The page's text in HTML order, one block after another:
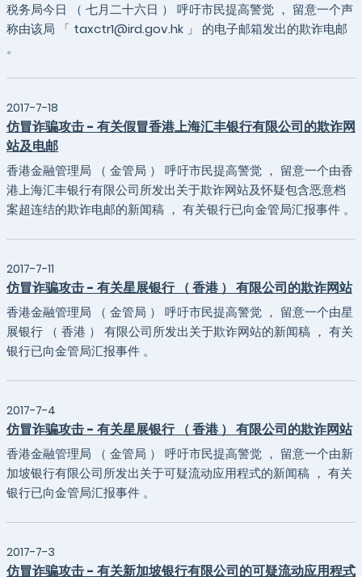
税务局今日 （ 七月二十六日 ） 呼吁市民提高警觉 ， 留意一个声
称由该局 「 taxctr1@ird.gov.hk 」 的电子邮箱发出的欺诈电邮
。
2017-7-18
仿冒诈骗攻击 - 有关假冒香港上海汇丰银行有限公司的欺诈网
站及电邮
香港金融管理局 （ 金管局 ） 呼吁市民提高警觉 ， 留意一个由香
港上海汇丰银行有限公司所发出关于欺诈网站及怀疑包含恶意档
案超连结的欺诈电邮的新闻稿 ， 有关银行已向金管局汇报事件 。
2017-7-11
仿冒诈骗攻击 - 有关星展银行 （ 香港 ） 有限公司的欺诈网站
香港金融管理局 （ 金管局 ） 呼吁市民提高警觉 ， 留意一个由星
展银行 （ 香港 ） 有限公司所发出关于欺诈网站的新闻稿 ， 有关
银行已向金管局汇报事件 。
2017-7-4
仿冒诈骗攻击 - 有关星展银行 （ 香港 ） 有限公司的欺诈网站
香港金融管理局 （ 金管局 ） 呼吁市民提高警觉 ， 留意一个由新
加坡银行有限公司所发出关于可疑流动应用程式的新闻稿 ， 有关
银行已向金管局汇报事件 。
2017-7-3
仿冒诈骗攻击 - 有关新加坡银行有限公司的可疑流动应用程式